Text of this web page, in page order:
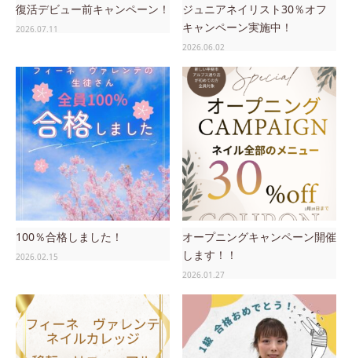
復活デビュー前キャンペーン！
2026.07.11
ジュニアネイリスト30％オフ
キャンペーン実施中！
2026.06.02
100％合格しました！
2026.02.15
オープニングキャンペーン開催
します！！
2026.01.27